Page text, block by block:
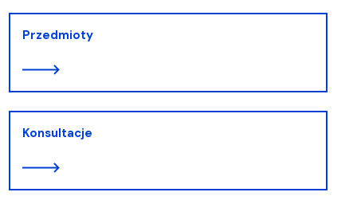
Przedmioty
Konsultacje